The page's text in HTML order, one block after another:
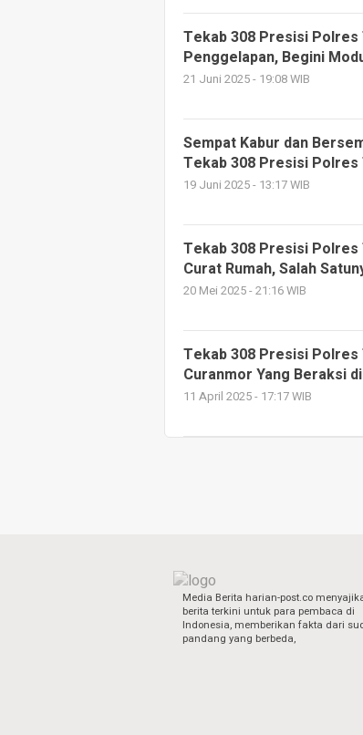
Tekab 308 Presisi Polres
Penggelapan, Begini
21 Juni 2025 - 19:08 WIB
Sempat Kabur dan
Tekab 308 Presisi Polres
19 Juni 2025 - 13:17 WIB
Tekab 308 Presisi Polres
Curat Rumah, Salah
20 Mei 2025 - 21:16 WIB
Tekab 308 Presisi Polres
Curanmor Yang Beraksi
11 April 2025 - 17:17 WIB
Media Berita harian-post.co
berita terkini untuk para pembaca di
Indonesia, memberikan fakta dari
pandang yang berbeda,